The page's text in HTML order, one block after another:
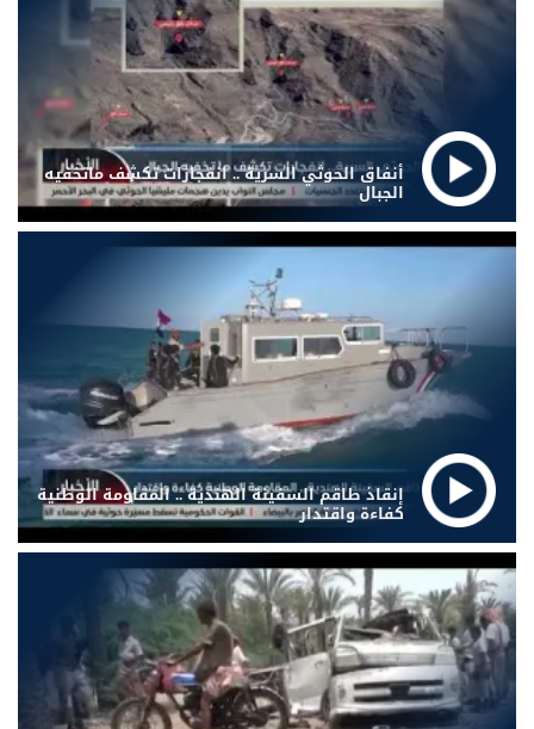
أنفاق الحوثي السرية .. انفجارات تكشف ماتخفيه
الجبال
إنقاذ طاقم السفينة الهندية .. المقاومة الوطنية
كفاءة واقتدار